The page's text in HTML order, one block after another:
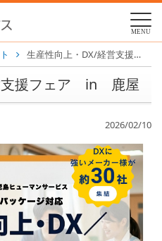
MENU
生産性向上・DX/経営支援フェア in 鹿屋
支援フェア in 鹿屋
2026/02/10